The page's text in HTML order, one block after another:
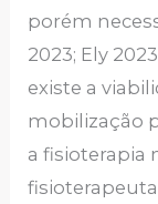
porém
2023; Ely
existe a
mobilização
a fisioterapia